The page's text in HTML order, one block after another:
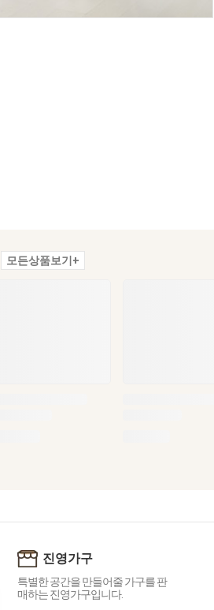
모든상품보기+
진영가구
특별한 공간을 만들어줄 가구를 판
매하는 진영가구입니다.